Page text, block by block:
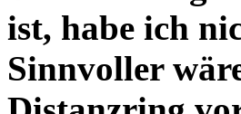
ist, habe ich
Sinnvoller